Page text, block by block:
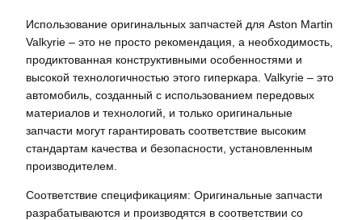
Использование оригинальных запчастей для Aston Martin
Valkyrie – это не просто рекомендация, а необходимость,
продиктованная конструктивными особенностями и
высокой технологичностью этого гиперкара. Valkyrie – это
автомобиль, созданный с использованием передовых
материалов и технологий, и только оригинальные
запчасти могут гарантировать соответствие высоким
стандартам качества и безопасности, установленным
производителем.
Соответствие спецификациям: Оригинальные запчасти
разрабатываются и производятся в соответствии со